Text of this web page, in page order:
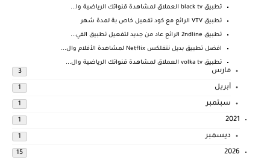
تطبيق black tv العملاق لمشاهدة قنواتك الرياضية وا...
تطبيق VTV الرائع مع كود تفعيل خاص بة لمدة شهر
تطبيق 2ndline الرائع عاد من جديد لتفعيل تطبيق الفي...
افضل تطبيق بديل نتفلكس Netflix لمشاهدة الأفلام وال...
تطبيق volka tv العملاق لمشاهدة قنواتك الرياضية وال...
مارس 3
أبريل 1
سبتمبر 1
2021
1
ديسمبر 1
2026
15